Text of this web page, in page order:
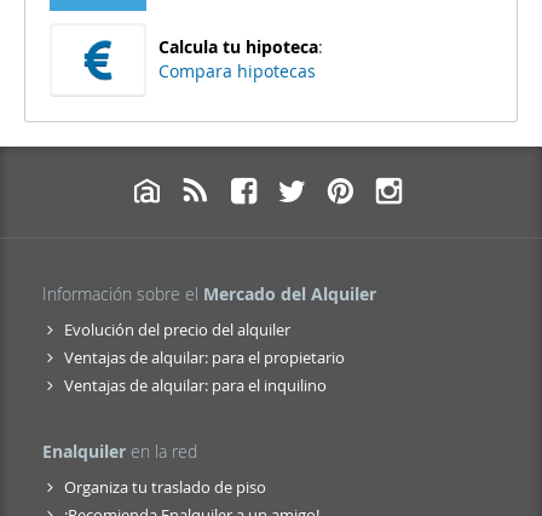
Calcula tu hipoteca:
Compara hipotecas
Información sobre el Mercado del Alquiler
Evolución del precio del alquiler
Ventajas de alquilar: para el propietario
Ventajas de alquilar: para el inquilino
Enalquiler en la red
Organiza tu traslado de piso